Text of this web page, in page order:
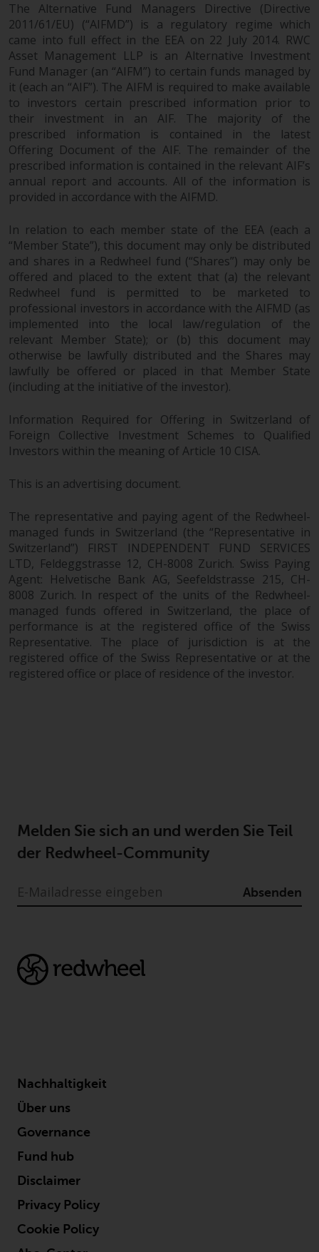
Bestimmte Personen haben
möglicherweise Zugang zu
Informationen über Redwheel
Funds, eine
Investmentgesellschaft, die als
„Société d’Investissement à
Capital Variable“ nach
luxemburgischem Recht
gegründet wurde. Die Teilfonds
von Redwheel Funds, auf die auf
der Website verwiesen wird,
Verkaufsprospekt angeboten. Der
Verkaufsprospekt enthält
vollständigere Informationen
über die Teilfonds, einschließlich
der Anlageziele, Gebühren und
Ausgaben. Der Verkaufsprospekt
und andere Informationen zu den
Teilfonds werden jedoch nicht
absichtlich an Personen in
Ländern verteilt, in denen eine
Gesetze oder Vorschriften
verstoßen würde.
USA
Diese Website ist weder ein
Angebot zum Verkauf noch eine
Aufforderung zur Beteiligung an
privaten oder registrierten
Fonds, die über Redwheel
angeboten werden.
Zu den Fonds im US-Bereich der
Fonds zu investieren,
vorbehaltlich der Erfüllung einer
erhöhten Sorgfaltspflicht.
Um festzustellen, ob ein 40-Act-
Gebühren und Ausgaben des
https://www.redwheel.com/us/en/
and-documents/ besuchen. Bitte
sorgfältig durch, bevor Sie
investieren.
Andere auf dieser Website
beschriebene Fonds unterliegen
nicht den gleichen
regulatorischen Anforderungen
The Alternative Fund Managers Directive (Directive
2011/61/EU) (“AIFMD”) is a regulatory regime which
came into full effect in the EEA on 22 July 2014. RWC
Asset Management LLP is an Alternative Investment
Fund Manager (an “AIFM”) to certain funds managed by
it (each an “AIF”). The AIFM is required to make available
to investors certain prescribed information prior to
their investment in an AIF. The majority of the
prescribed information is contained in the latest
Offering Document of the AIF. The remainder of the
prescribed information is contained in the relevant AIF’s
annual report and accounts. All of the information is
provided in accordance with the AIFMD.
In relation to each member state of the EEA (each a
“Member State”), this document may only be distributed
and shares in a Redwheel fund (“Shares”) may only be
offered and placed to the extent that (a) the relevant
Redwheel fund is permitted to be marketed to
professional investors in accordance with the AIFMD (as
implemented into the local law/regulation of the
relevant Member State); or (b) this document may
otherwise be lawfully distributed and the Shares may
lawfully be offered or placed in that Member State
(including at the initiative of the investor).
Information Required for Offering in Switzerland of
Foreign Collective Investment Schemes to Qualified
Investors within the meaning of Article 10 CISA.
This is an advertising document.
The representative and paying agent of the Redwheel-
managed funds in Switzerland (the “Representative in
Switzerland”) FIRST INDEPENDENT FUND SERVICES
LTD, Feldeggstrasse 12, CH-8008 Zurich. Swiss Paying
Agent: Helvetische Bank AG, Seefeldstrasse 215, CH-
8008 Zurich. In respect of the units of the Redwheel-
managed funds offered in Switzerland, the place of
performance is at the registered office of the Swiss
Representative. The place of jurisdiction is at the
registered office of the Swiss Representative or at the
registered office or place of residence of the investor.
Melden Sie sich an und werden Sie Teil
der Redwheel-Community
Absenden
Nachhaltigkeit
Über uns
Governance
Fund hub
Disclaimer
Privacy Policy
Cookie Policy